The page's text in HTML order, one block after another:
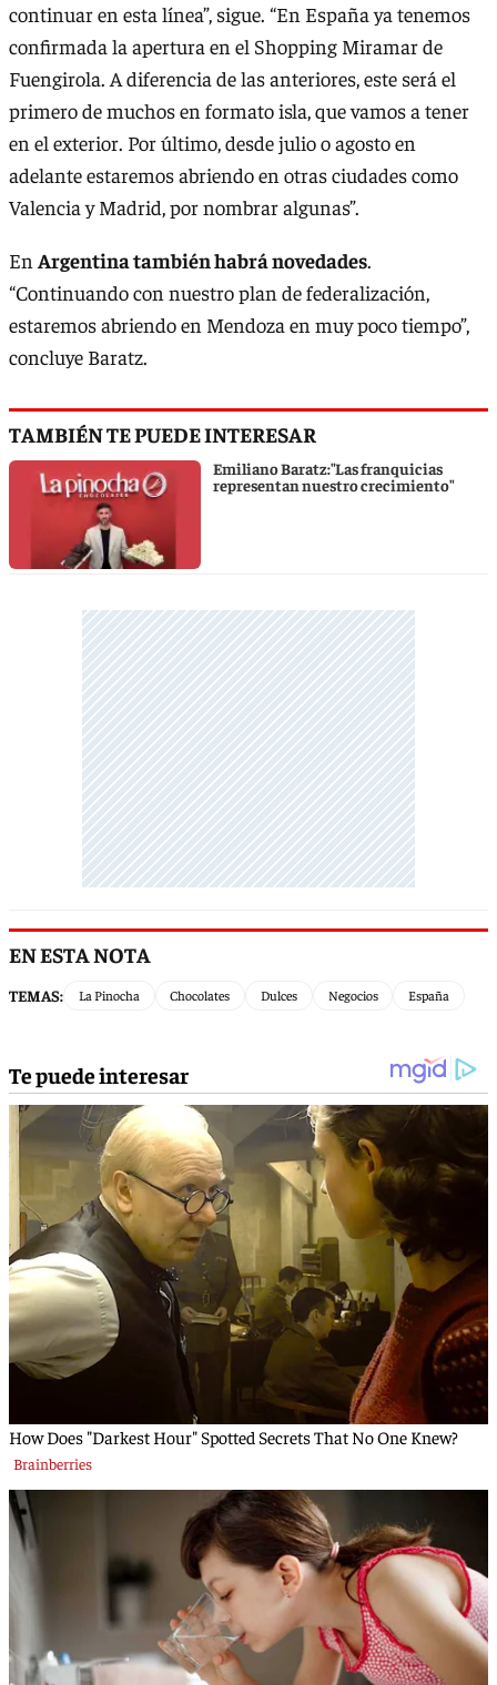
continuar en esta línea”, sigue. “En España ya tenemos
confirmada la apertura en el Shopping Miramar de
Fuengirola. A diferencia de las anteriores, este será el
primero de muchos en formato isla, que vamos a tener
en el exterior. Por último, desde julio o agosto en
adelante estaremos abriendo en otras ciudades como
Valencia y Madrid, por nombrar algunas”.
En Argentina también habrá novedades.
“Continuando con nuestro plan de federalización,
estaremos abriendo en Mendoza en muy poco tiempo”,
concluye Baratz.
TAMBIÉN TE PUEDE INTERESAR
Emiliano Baratz:"Las franquicias
representan nuestro crecimiento"
EN ESTA NOTA
TEMAS: La Pinocha Chocolates Dulces Negocios España